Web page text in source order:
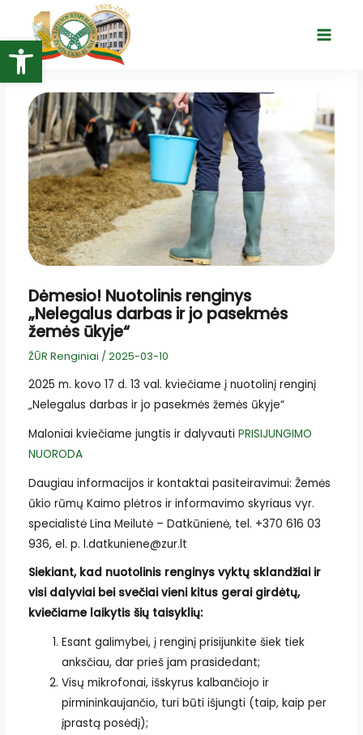
Open toolbar
turinio
Main
Dėmesio! Nuotolinis renginys
„Nelegalus darbas ir jo pasekmės
žemės ūkyje“
ŽŪR Renginiai / 2025-03-10
2025 m. kovo 17 d. 13 val. kviečiame į nuotolinį renginį
„Nelegalus darbas ir jo pasekmės žemės ūkyje“
Maloniai kviečiame jungtis ir dalyvauti PRISIJUNGIMO
NUORODA
Daugiau informacijos ir kontaktai pasiteiravimui: Žemės
ūkio rūmų Kaimo plėtros ir informavimo skyriaus vyr.
specialistė Lina Meilutė – Datkūnienė, tel. +370 616 03
936, el. p. l.datkuniene@zur.lt
Siekiant, kad nuotolinis renginys vyktų sklandžiai ir
visi dalyviai bei svečiai vieni kitus gerai girdėtų,
kviečiame laikytis šių taisyklių:
Esant galimybei, į renginį prisijunkite šiek tiek
anksčiau, dar prieš jam prasidedant;
Visų mikrofonai, išskyrus kalbančiojo ir
pirmininkaujančio, turi būti išjungti (taip, kaip per
įprastą posėdį);